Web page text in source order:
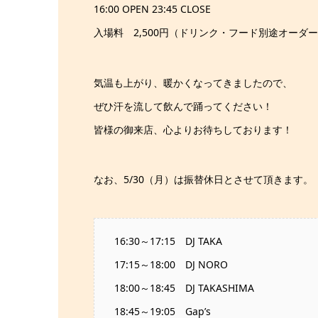
16:00 OPEN 23:45 CLOSE
入場料 2,500円（ドリンク・フード別途オーダ
気温も上がり、暖かくなってきましたので、
ぜひ汗を流して飲んで踊ってください！
皆様の御来店、心よりお待ちしております！
なお、5/30（月）は振替休日とさせて頂きます。
16:30～17:15 DJ TAKA
17:15～18:00 DJ NORO
18:00～18:45 DJ TAKASHIMA
18:45～19:05 Gap’s